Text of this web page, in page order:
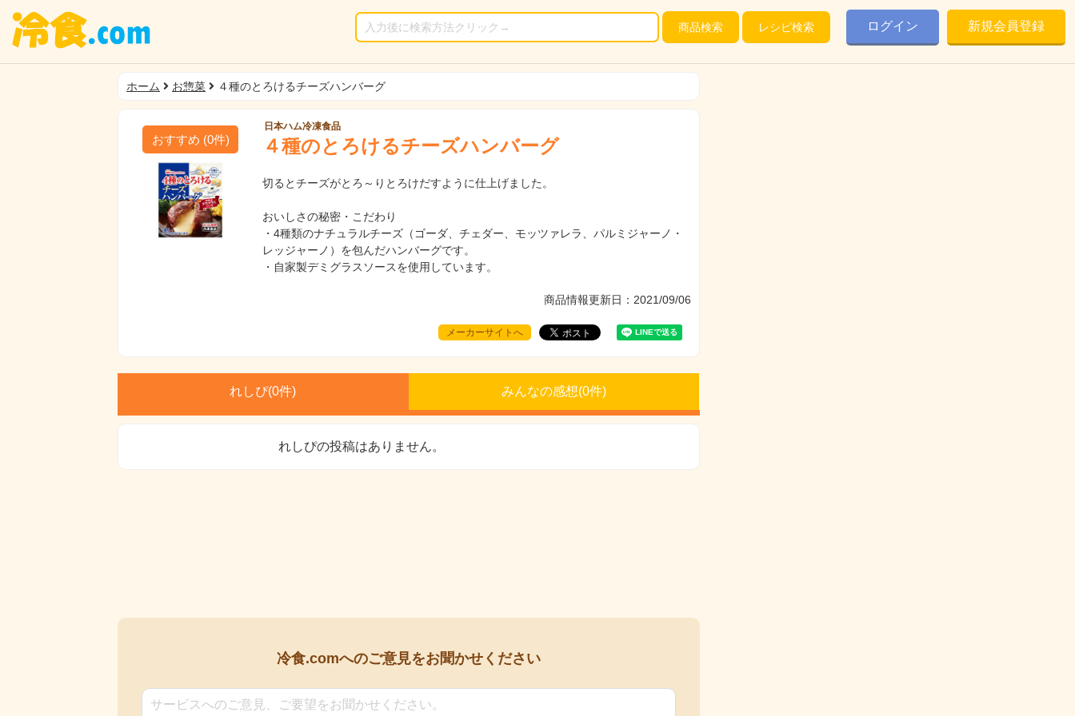
商品検索 レシピ検索 ログイン 新規会員登録
ホーム お惣菜 ４種のとろけるチーズハンバーグ
おすすめ (0件)
日本ハム冷凍食品
４種のとろけるチーズハンバーグ
切るとチーズがとろ～りとろけだすように仕上げました。
おいしさの秘密・こだわり
・4種類のナチュラルチーズ（ゴーダ、チェダー、モッツァレラ、パルミジャーノ・
レッジャーノ）を包んだハンバーグです。
・自家製デミグラスソースを使用しています。
商品情報更新日：2021/09/06
メーカーサイトへ
れしぴ(0件) みんなの感想(0件)
れしぴの投稿はありません。
冷食.comへのご意見をお聞かせください